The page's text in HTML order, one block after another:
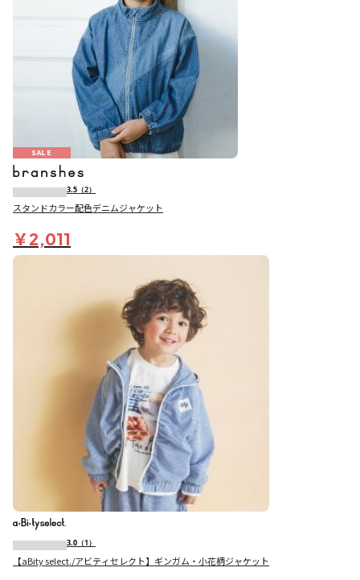
SALE
3.5 （2）
スタンドカラー配色デニムジャケット
￥2,011
3.0 （1）
【aBity select./アビティセレクト】ギンガム・小花柄ジャケット